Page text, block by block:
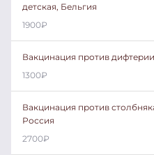
детская, Бельгия
1900₽
Вакцинация против
1300₽
Вакцинация против
Россия
2700₽